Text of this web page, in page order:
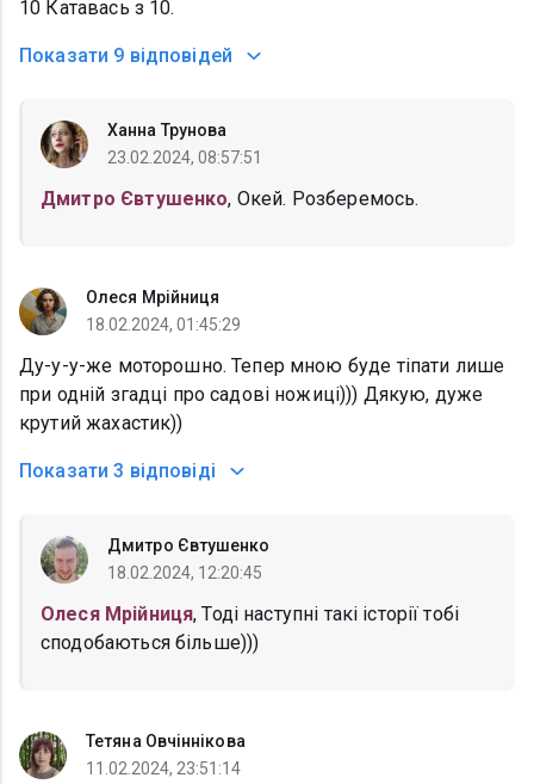
10 Катавась з 10.
Показати 9 відповідей
Ханна Трунова
23.02.2024, 08:57:51
Дмитро Євтушенко, Окей. Розберемось.
Олеся Мрійниця
18.02.2024, 01:45:29
Ду-у-у-же моторошно. Тепер мною буде тіпати лише
при одній згадці про садові ножиці))) Дякую, дуже
крутий жахастик))
Показати 3 відповіді
Дмитро Євтушенко
18.02.2024, 12:20:45
Олеся Мрійниця, Тоді наступні такі історії тобі
сподобаються більше)))
Тетяна Овчіннікова
11.02.2024, 23:51:14